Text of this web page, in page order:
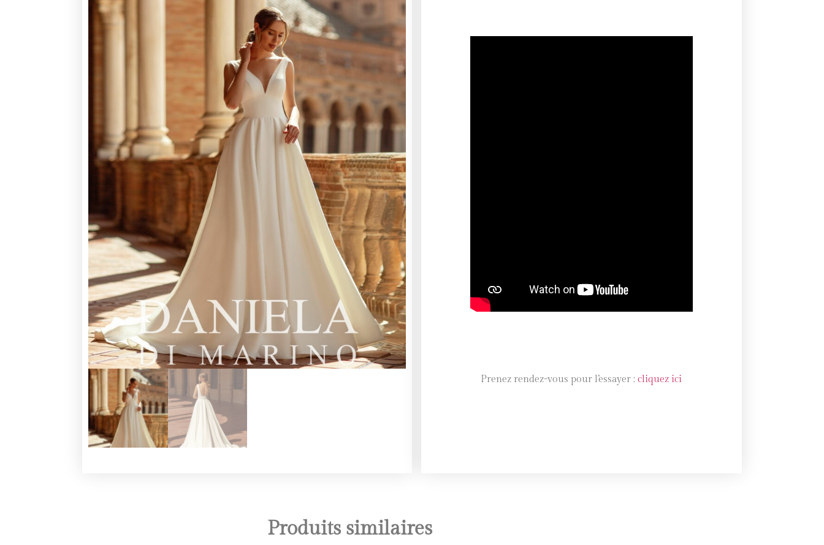
Prenez rendez-vous pour l’essayer :cliquez ici
Produits similaires